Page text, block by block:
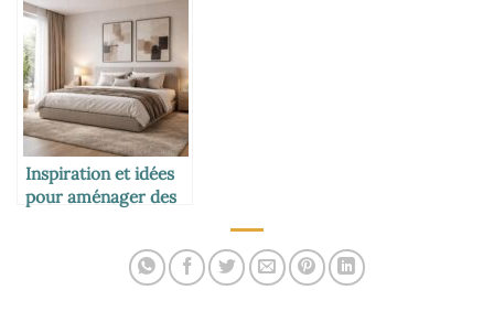
inspirations
pratiques
Inspiration et idées
pour aménager des